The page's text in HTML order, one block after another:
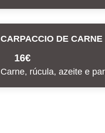
CARPACCIO DE CARNE
16€
Carne, rúcula, azeite e